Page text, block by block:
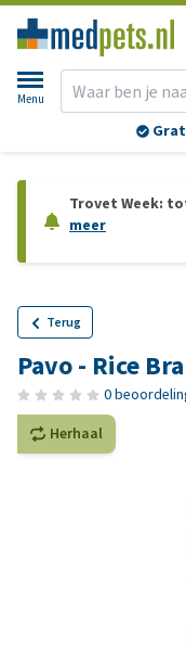
Menu
Trovet Week:
meer
Terug
Pavo - Rice
0
Herhaal